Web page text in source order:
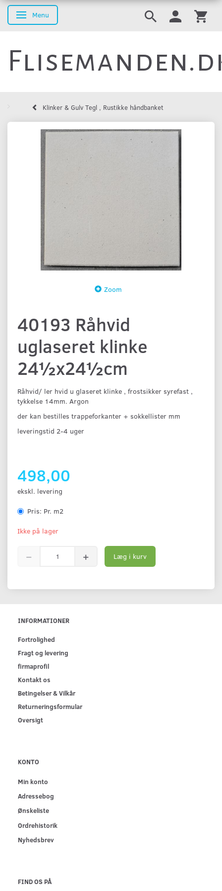
Skifte navigation
Menu
Klinker & Gulv Tegl , Rustikke håndbanket
Zoom
40193 Råhvid
uglaseret klinke
24½x24½cm
Råhvid/ ler hvid u glaseret klinke , frostsikker syrefast ,
tykkelse 14mm. Argon
der kan bestilles trappeforkanter + sokkellister mm
leveringstid 2-4 uger
498,00
ekskl. levering
Pris: Pr. m2
Ikke på lager
Læg i kurv
INFORMATIONER
Fortrolighed
Fragt og levering
firmaprofil
Kontakt os
Betingelser & Vilkår
Returneringsformular
Oversigt
KONTO
Min konto
Adressebog
Ønskeliste
Ordrehistorik
Nyhedsbrev
FIND OS PÅ